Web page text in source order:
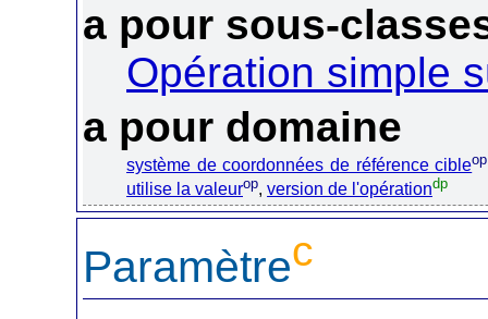
a pour sous-
Opération simple
a pour domaine
système de coordonnées de référence cibleop
utilise la valeurop, version de l'opérationdp
Paramètrec